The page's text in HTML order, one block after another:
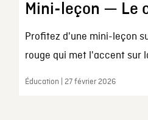
Mini-leçon — Le
Profitez d'une mini-leçon
rouge qui met l'accent sur
Éducation | 27 février 2026